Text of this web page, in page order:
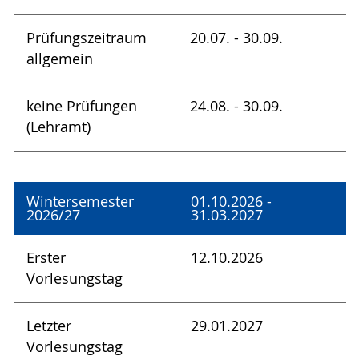
Prüfungszeitraum
allgemein
20.07. - 30.09.
keine Prüfungen
(Lehramt)
24.08. - 30.09.
Wintersemester
2026/27
01.10.2026 -
31.03.2027
Erster
Vorlesungstag
12.10.2026
Letzter
Vorlesungstag
29.01.2027